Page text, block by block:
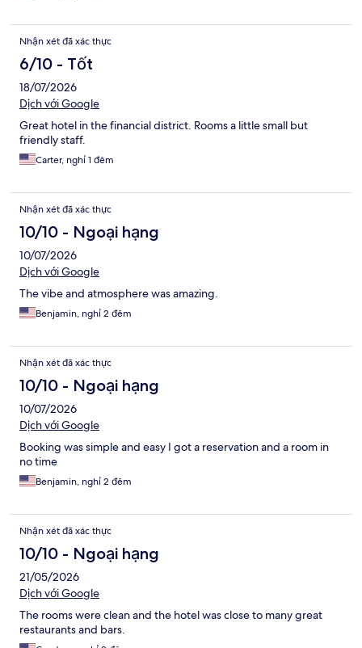
Nhận xét đã xác thực
6/10 - Tốt
18/07/2026
Dịch với Google
Great hotel in the financial district. Rooms a little small but
friendly staff.
Carter, nghỉ 1 đêm
Nhận xét đã xác thực
10/10 - Ngoại hạng
10/07/2026
Dịch với Google
The vibe and atmosphere was amazing.
Benjamin, nghỉ 2 đêm
Nhận xét đã xác thực
10/10 - Ngoại hạng
10/07/2026
Dịch với Google
Booking was simple and easy I got a reservation and a room in
no time
Benjamin, nghỉ 2 đêm
Nhận xét đã xác thực
10/10 - Ngoại hạng
21/05/2026
Dịch với Google
The rooms were clean and the hotel was close to many great
restaurants and bars.